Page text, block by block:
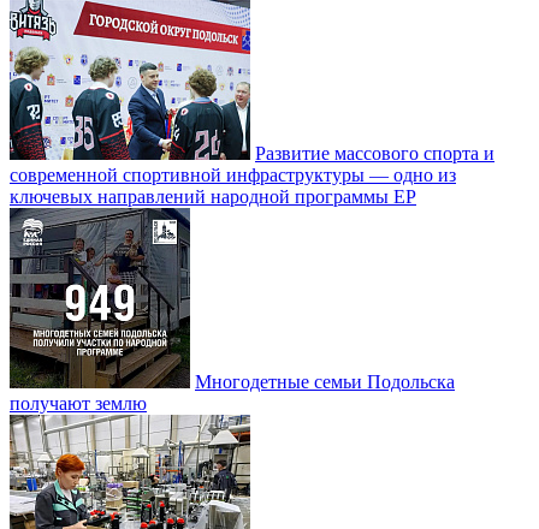
Развитие массового спорта и
современной спортивной инфраструктуры — одно из
ключевых направлений народной программы ЕР
Многодетные семьи Подольска
получают землю